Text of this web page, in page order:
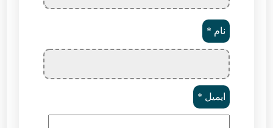
نام *
ایمیل *